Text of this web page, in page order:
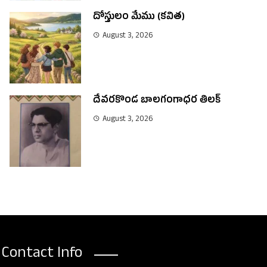
దోస్తులం మేము (కవిత)
August 3, 2026
దేవరకొండ బాలగంగాధర తిలక్
August 3, 2026
Contact Info